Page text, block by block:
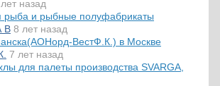
назад
и рыбные полуфабрикаты
В 8 лет назад
ВестФ.К.) в Москве
7 лет назад
для палеты производства SVARGA,